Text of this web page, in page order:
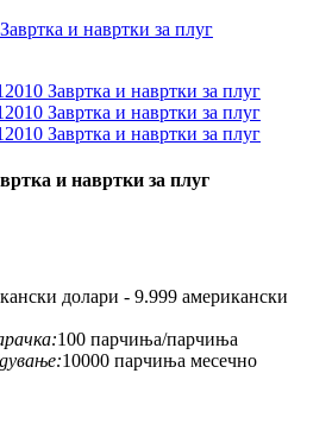
и навртки за плуг
долари - 9.999 американски
100 парчиња/парчиња
10000 парчиња месечно